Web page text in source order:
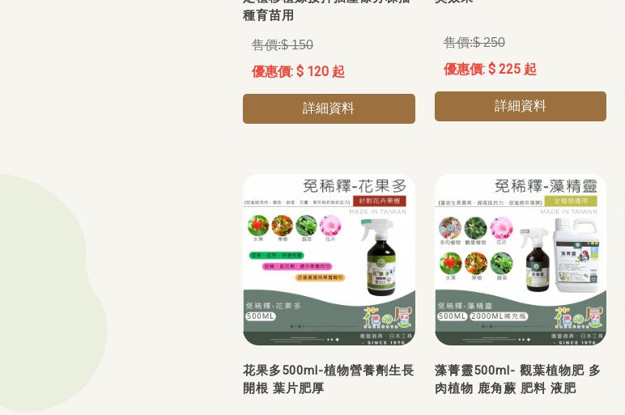
種育苗用
$ 150
$ 120 起
詳細資料
$ 250
$ 225 起
詳細資料
花果多500ml-植物營養劑生長
開根 葉片肥厚
藻菁靈500ml- 觀葉植物肥 多
肉植物 鹿角蕨 肥料 液肥